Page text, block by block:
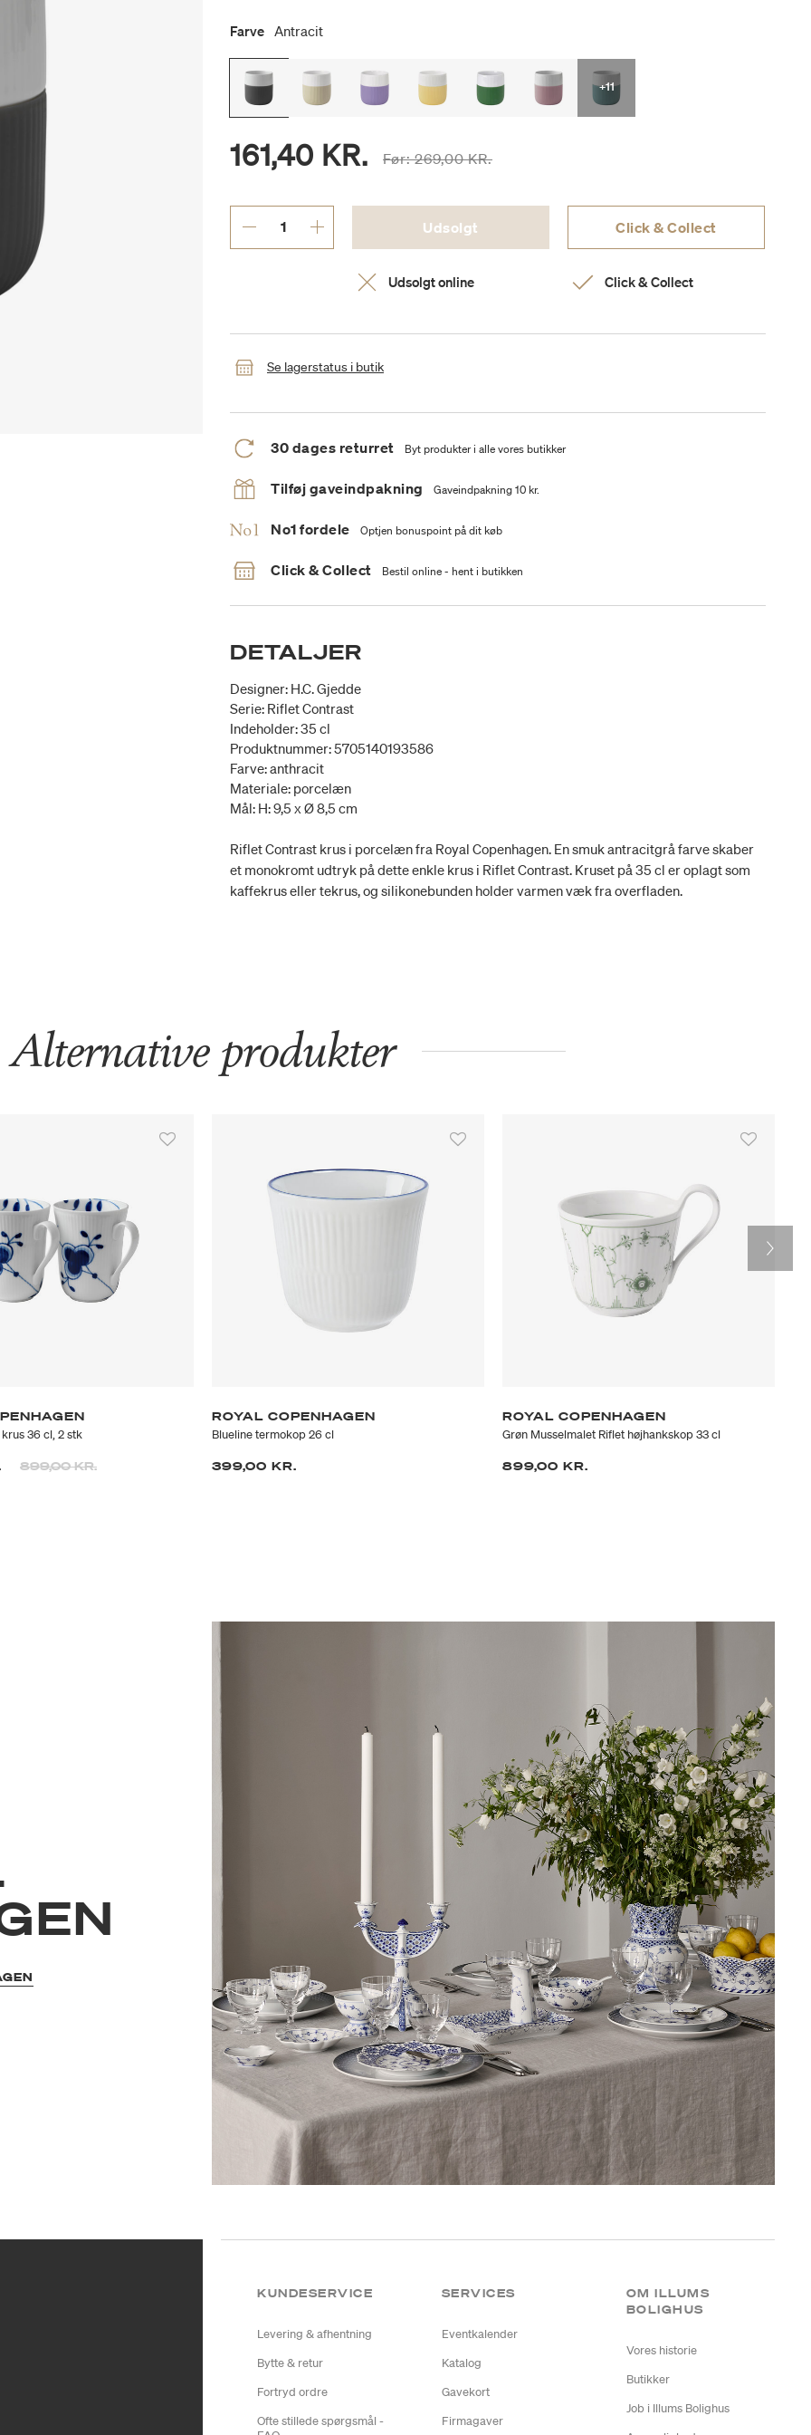
Farve Antracit
+11
161,40 KR. Prisen er nedsat fra
Før:269,00 KR.til
Udsolgt Click & Collect
Udsolgt online Click & Collect
Se lagerstatus i butik
30 dages returret Byt produkter i alle vores butikker
Tilføj gaveindpakning Gaveindpakning 10 kr.
No1 fordele Optjen bonuspoint på dit køb
Click & Collect Bestil online - hent i butikken
DETALJER
Designer: H.C. Gjedde
Serie: Riflet Contrast
Indeholder: 35 cl
Produktnummer: 5705140193586
Farve: anthracit
Materiale: porcelæn
Mål: H: 9,5 x Ø 8,5 cm
Riflet Contrast krus i porcelæn fra Royal Copenhagen. En smuk antracitgrå farve skaber
et monokromt udtryk på dette enkle krus i Riflet Contrast. Kruset på 35 cl er oplagt som
kaffekrus eller tekrus, og silikonebunden holder varmen væk fra overfladen.
Alternative produkter
36 cl, 2 stk
Prisen er nedsat fra
899,00 KR.til
ROYAL COPENHAGEN
Blueline termokop 26 cl
399,00 KR.
ROYAL COPENHAGEN
Grøn Musselmalet Riflet højhankskop 33 cl
899,00 KR.
KUNDESERVICE
Levering & afhentning
Bytte & retur
Fortryd ordre
Ofte stillede spørgsmål -
SERVICES
Eventkalender
Katalog
Gavekort
Firmagaver
OM ILLUMS
BOLIGHUS
Vores historie
Butikker
Job i Illums Bolighus